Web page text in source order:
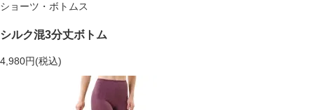
ショーツ・ボトムス
シルク混3分丈ボトム
4,980円(税込)